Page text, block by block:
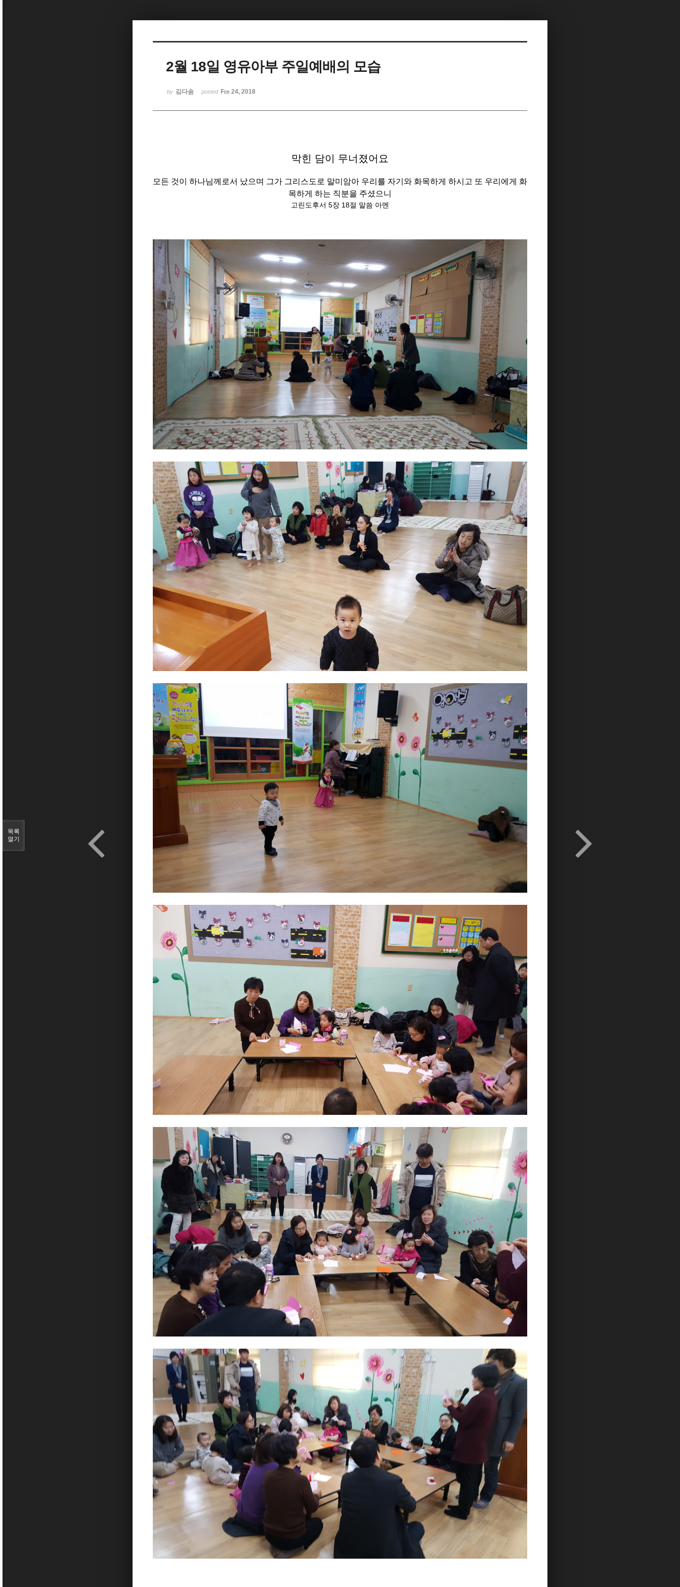
2월 18일 영유아부 주일예배의 모습
by 김다솜 posted Feb 24, 2018
막힌 담이 무너졌어요
모든 것이 하나님께로서 났으며 그가 그리스도로 말미암아 우리를 자기와 화목하게 하시고 또 우리에게 화
목하게 하는 직분을 주셨으니
고린도후서 5장 18절 말씀 아멘
목록
열기
Sketchbook5, 스케치북5
Sketchbook5, 스케치북5